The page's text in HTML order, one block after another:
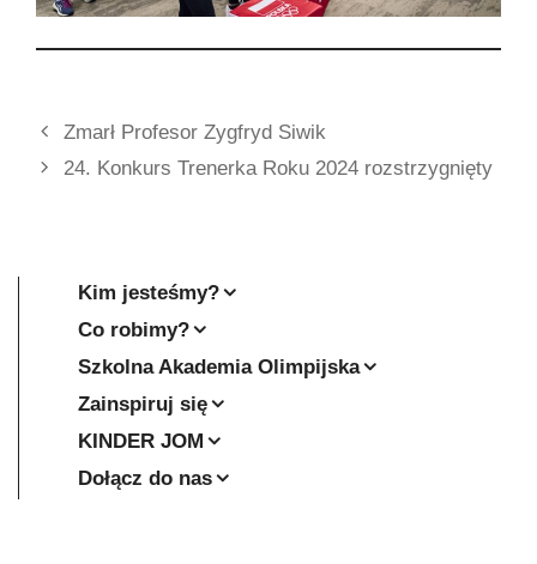
Zmarł Profesor Zygfryd Siwik
24. Konkurs Trenerka Roku 2024 rozstrzygnięty
Kim jesteśmy?
Co robimy?
Szkolna Akademia Olimpijska
Zainspiruj się
KINDER JOM
Dołącz do nas